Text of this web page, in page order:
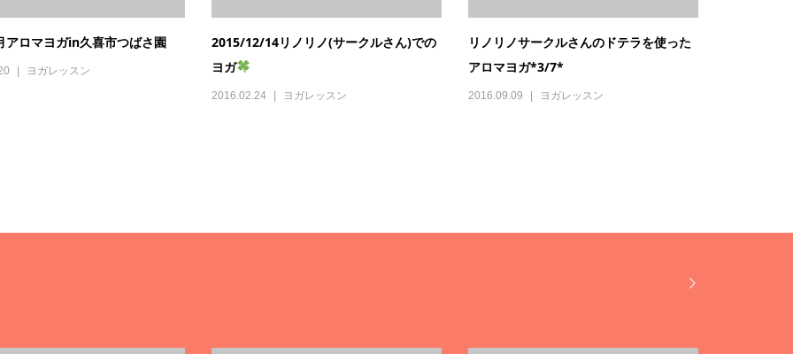
アロマヨガin久喜市つばさ園
ヨガレッスン
2015/12/14リノリノ(サークルさん)での
ヨガ
2016.02.24 ヨガレッスン
リノリノサークルさんのドテラを使った
アロマヨガ*3/7*
2016.09.09 ヨガレッスン